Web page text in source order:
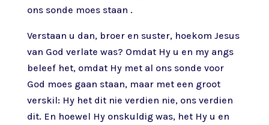
ons sonde moes staan .
Verstaan u dan, broer en suster, hoekom Jesus
van God verlate was? Omdat Hy u en my angs
beleef het, omdat Hy met al ons sonde voor
God moes gaan staan, maar met een groot
verskil: Hy het dit nie verdien nie, ons verdien
dit. En hoewel Hy onskuldig was, het Hy u en